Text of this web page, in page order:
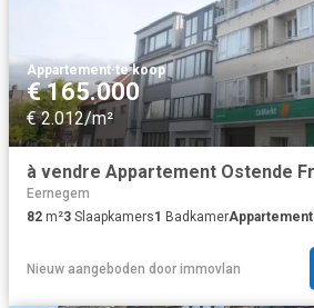
Appartement·te koop
€ 165.000
€ 2.012/m²
Eernegem
82 m²3 Slaapkamers1 BadkamerAppartement
Nieuw aangeboden door immovlan